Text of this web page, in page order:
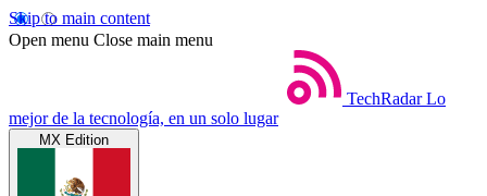
Skip to main content
Open menu Close main menu
TechRadar Lo
mejor de la tecnología, en un solo lugar
MX Edition